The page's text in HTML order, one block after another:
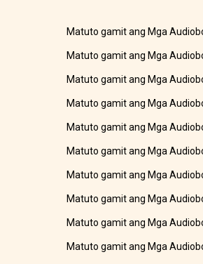
Matuto gamit ang Mga
Matuto gamit ang Mga
Matuto gamit ang Mga
Matuto gamit ang Mga
Matuto gamit ang Mga
Matuto gamit ang Mga
Matuto gamit ang Mga
Matuto gamit ang Mga
Matuto gamit ang Mga
Matuto gamit ang Mga